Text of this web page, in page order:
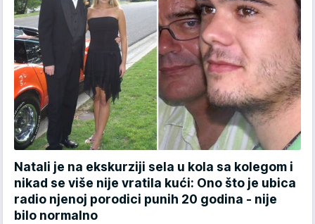
Natali je na ekskurziji sela u kola sa kolegom i
nikad se više nije vratila kući: Ono što je ubica
radio njenoj porodici punih 20 godina - nije
bilo normalno